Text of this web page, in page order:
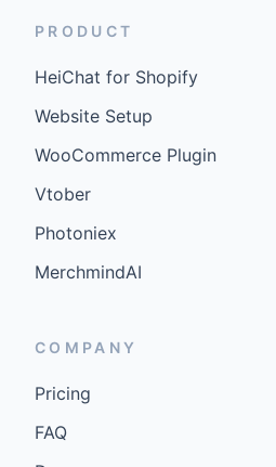
PRODUCT
HeiChat for Shopify
Website Setup
WooCommerce Plugin
Vtober
Photoniex
MerchmindAI
COMPANY
Pricing
FAQ